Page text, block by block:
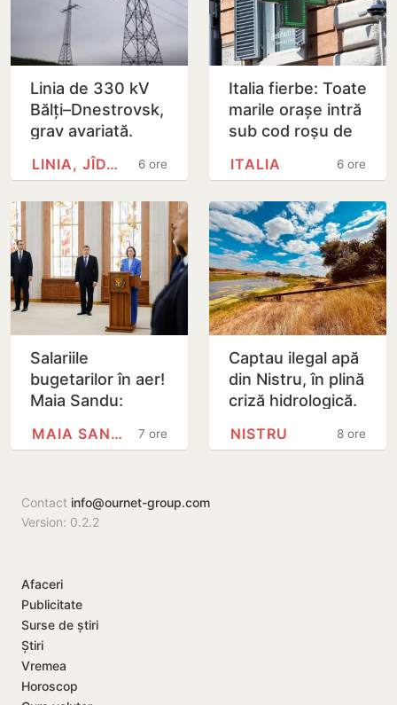
Linia de 330 kV
Bălți–Dnestrovsk,
grav avariată.
Restabilirea ar
putea dura peste
6 ore
LINIA, JÎDACIV
Italia fierbe: Toate
marile orașe intră
sub cod roșu de
6 ore
ITALIA
Salariile
bugetarilor în aer!
Maia Sandu:
septembrie ar
7 ore
MAIA SANDU
Captau ilegal apă
din Nistru, în plină
criză hidrologică.
Criuleni, amendați
8 ore
NISTRU
Contact info@ournet-group.com
Version: 0.2.2
Afaceri
Publicitate
Surse de știri
Știri
Vremea
Horoscop